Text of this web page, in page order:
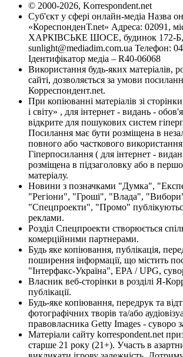
© 2000-2026, Korrespondent.net
Суб'єкт у сфері онлайн-медіа Назва
«КореспонденТ.net» Адреса: 02091,
ХАРКІВСЬКЕ ШОСЕ, будинок 172-Б,
sunlight@mediadim.com.ua Телефон:
Ідентифікатор медіа – R40-06068
Використання будь-яких матеріалів,
сайті, дозволяється за умови
Корреспондент.net.
При копіюванні матеріалів зі
і світу» , для інтернет - видань -
відкрите для пошукових систем
Посилання має бути розміщена в
повного або часткового використання
Гіперпосилання ( для інтернет -
розміщена в підзаголовку або в
матеріалу.
Новини з позначками "Думка",
"Регіони", "Гроші", "Влада",
"Спецпроекти", "Промо"
реклами.
Розділ Спецпроекти створюється
комерційними партнерами.
Будь яке копіювання, публікація,
поширення інформації, що містить
"Інтерфакс-Україна", EPA / UPG,
Власник веб-сторінки в розділі Я-
публікації.
Будь-яке копіювання, передрук та
фотографічних творів та/або
правовласника Getty Images - суворо
Матеріали сайту korrespondent.net
старше 21 року (21+). Участь в